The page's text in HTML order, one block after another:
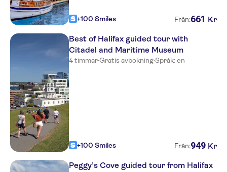
+100 Smiles Från:661 Kr
Best of Halifax guided tour with
Citadel and Maritime Museum
4 timmar·Gratis avbokning·Språk: en
+100 Smiles Från:949 Kr
Peggy’s Cove guided tour from Halifax